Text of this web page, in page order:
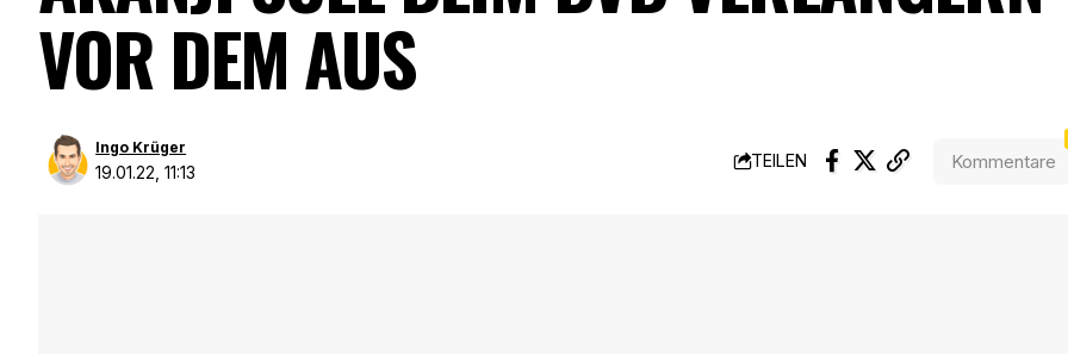
VOR DEM AUS
19.01.22, 11:13
Ingo Krüger
TEILEN Kommentare